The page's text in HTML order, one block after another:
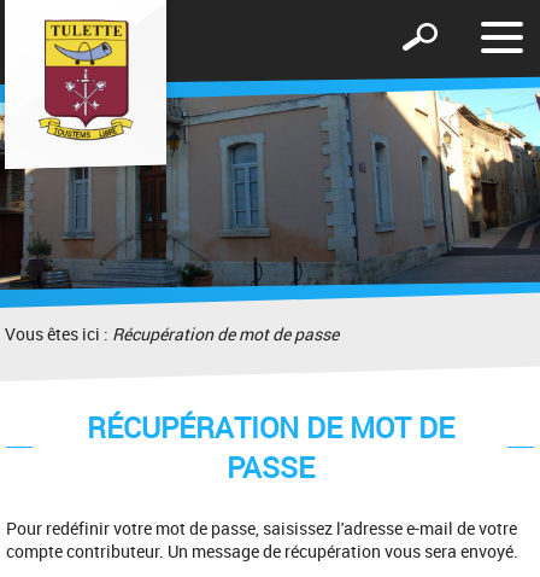
le
Afficher
formulaire
de
recherche
Vous êtes ici : Récupération de mot de passe
RÉCUPÉRATION DE MOT DE
PASSE
Pour redéfinir votre mot de passe, saisissez l'adresse e-mail de votre
compte contributeur. Un message de récupération vous sera envoyé.